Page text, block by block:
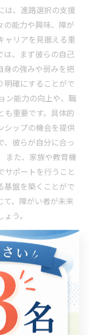
は、進路選択の支援
の能力や興味、障が
ャリアを見据える重
は、まず彼らの自己
身の強みや弱みを把
明確にすることがで
ン能力の向上や、職
も重要です。具体的
シップの機会を提供
、彼らが自分に合っ
また、家族や教育機
サポートを行うこと
基盤を築くことがで
て、障がい者が未来
う。
角的アプローチ
は、多角的なアプロ
向上はもちろんの
支援が欠かせませ
強みや弱みを把握